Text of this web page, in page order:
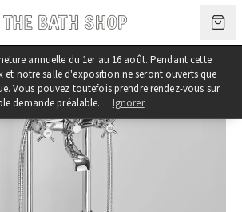
annuelle du 1er au 16 août. Pendant cette
et notre salle d'exposition ne seront ouverts que
Vous pouvez toutefois prendre rendez-vous sur
demande préalable.
Ignorer